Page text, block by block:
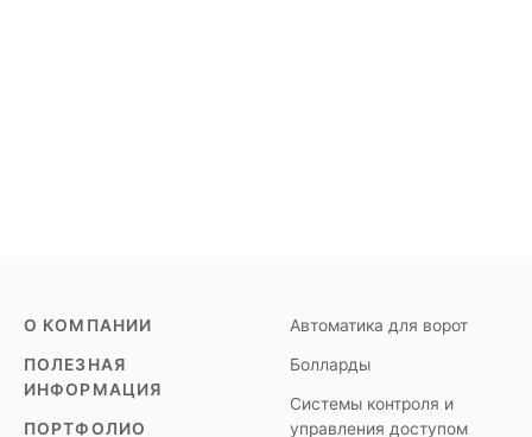
О КОМПАНИИ
ПОЛЕЗНАЯ
ИНФОРМАЦИЯ
ПОРТФОЛИО
Автоматика для ворот
Болларды
Системы контроля и
управления доступом